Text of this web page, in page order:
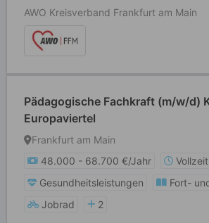
AWO Kreisverband Frankfurt am Main
Pädagogische Fachkraft (m/w/d)
Europaviertel
Frankfurt am Main
48.000 - 68.700 €/Jahr
Vollzeit
Gesundheitsleistungen
Fort-
Jobrad
2